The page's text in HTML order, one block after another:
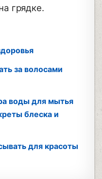
грядке.
за волосами
воды для мытья
блеска и
для красоты